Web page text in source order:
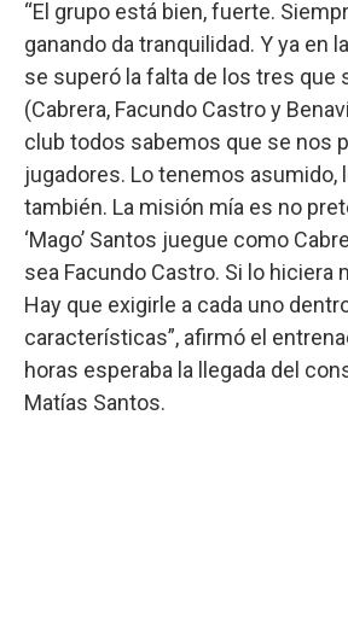
“El grupo está bien, fuerte.
ganando da tranquilidad. Y ya en
se superó la falta de los tres que
(Cabrera, Facundo Castro y
club todos sabemos que se nos
jugadores. Lo tenemos
también. La misión mía es no
‘Mago’ Santos juegue como
sea Facundo Castro. Si lo hiciera
Hay que exigirle a cada uno
características”, afirmó el
horas esperaba la llegada del
Matías Santos.